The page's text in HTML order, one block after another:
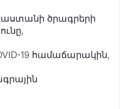
ծրագրերի
19 համաճարակին,